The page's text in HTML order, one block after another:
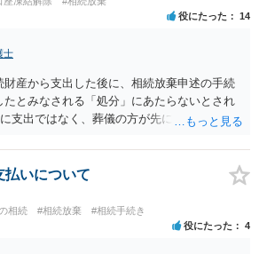
円が非課税枠となります。 そうすると、母が
と、両親のどちらかが亡くなってから相続す
ます。 計画的に相続をするのがおすすめと
以外にも気をつける点はあるかもしれませ
するのがおすすめと思います。
役にたった 14
士
産から支出した後に、相続放棄申述の手続
たとみなされる「処分」にあたらないとされ
支出ではなく、葬儀の方が先に来るのが通常
いますが) ただ、葬儀費用ならいくらでもよ
身分相応の、社会的儀式として当然認められ
考えた方がよいです。 もし、相続人の皆さん
力がなく、質素な葬儀を行った費用であれ
単純承認と認められない可能性が高いの
払いについて
相続 #相続放棄 #相続手続き
役にたった 4